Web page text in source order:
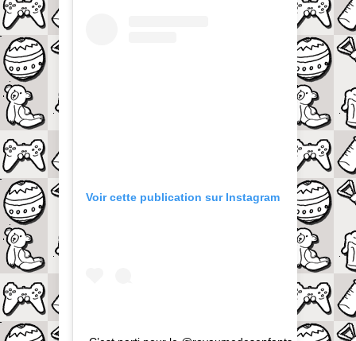
Voir cette publication sur Instagram